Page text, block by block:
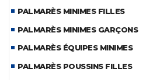
PALMARÈS MINIMES FILLES
PALMARÈS MINIMES GARÇONS
PALMARÈS ÉQUIPES MINIMES
PALMARÈS POUSSINS FILLES